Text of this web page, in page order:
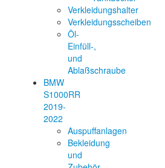
Verkleidungshalter
Verkleidungsscheiben
Öl-
Einfüll-,
und
Ablaßschraube
BMW
S1000RR
2019-
2022
Auspuffanlagen
Bekleidung
und